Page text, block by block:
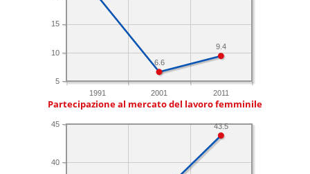
1991 2001 2011
5
10
15
9.4
6.6
Partecipazione al mercato del lavoro femminile
40
45 43.5